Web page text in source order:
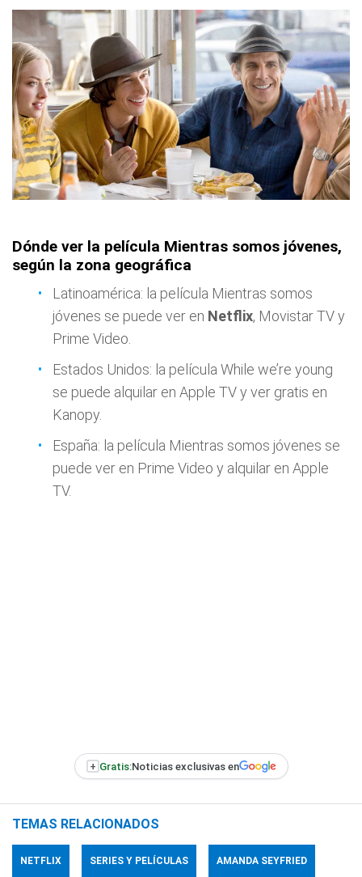
Dónde ver la película Mientras somos jóvenes,
según la zona geográfica
Latinoamérica: la película Mientras somos
jóvenes se puede ver en Netflix, Movistar TV y
Prime Video.
Estados Unidos: la película While we’re young
se puede alquilar en Apple TV y ver gratis en
Kanopy.
España: la película Mientras somos jóvenes se
puede ver en Prime Video y alquilar en Apple
TV.
+ Gratis:Noticias exclusivas en
TEMAS RELACIONADOS
NETFLIX SERIES Y PELÍCULAS AMANDA SEYFRIED